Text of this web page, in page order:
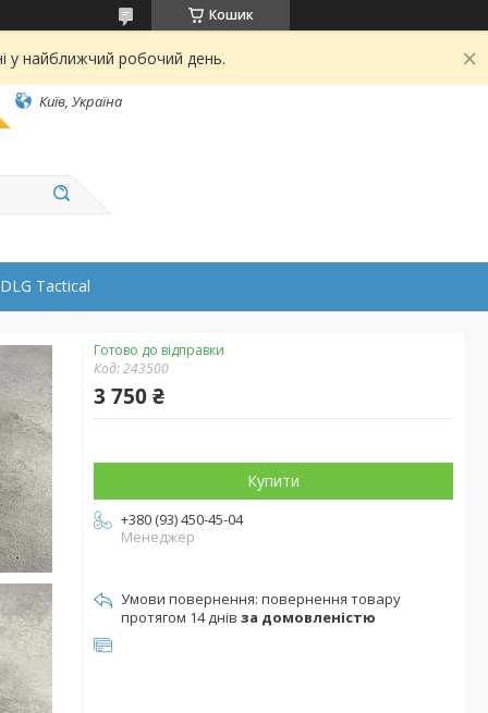
Кошик
у найближчий робочий день.
Київ, Україна
DLG Tactical
Готово до відправки
Код:243500
3 750 ₴
Купити
+380 (93) 450-45-04
Менеджер
повернення товару
протягом 14 днів за домовленістю